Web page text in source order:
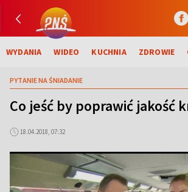
WYDANIA WIDEO KUCHNIA ZDROWIE
PYTANIE NA ŚNIADANIE
Co jeść by poprawić jakość
18.04.2018, 07:32